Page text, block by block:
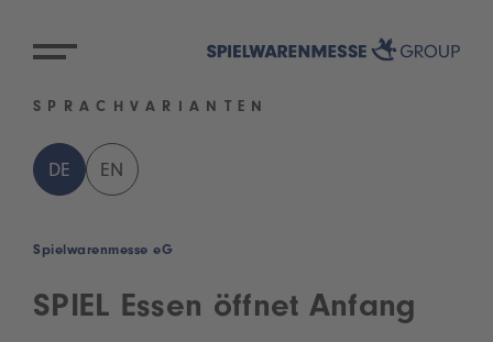
SPRACHVARIANTEN
DE EN
Spielwarenmesse eG
SPIEL Essen öffnet Anfang